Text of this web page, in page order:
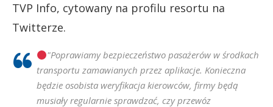
TVP Info, cytowany na profilu resortu na
Twitterze.
"Poprawiamy bezpieczeństwo pasażerów w środkach
transportu zamawianych przez aplikacje. Konieczna
będzie osobista weryfikacja kierowców, firmy będą
musiały regularnie sprawdzać, czy przewóz